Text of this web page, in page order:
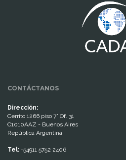
CONTÁCTANOS
Dirección:
Cerrito 1266 piso 7° Of. 31
C1010AAZ - Buenos Aires
República Argentina
Tel: +54911 5752 2406